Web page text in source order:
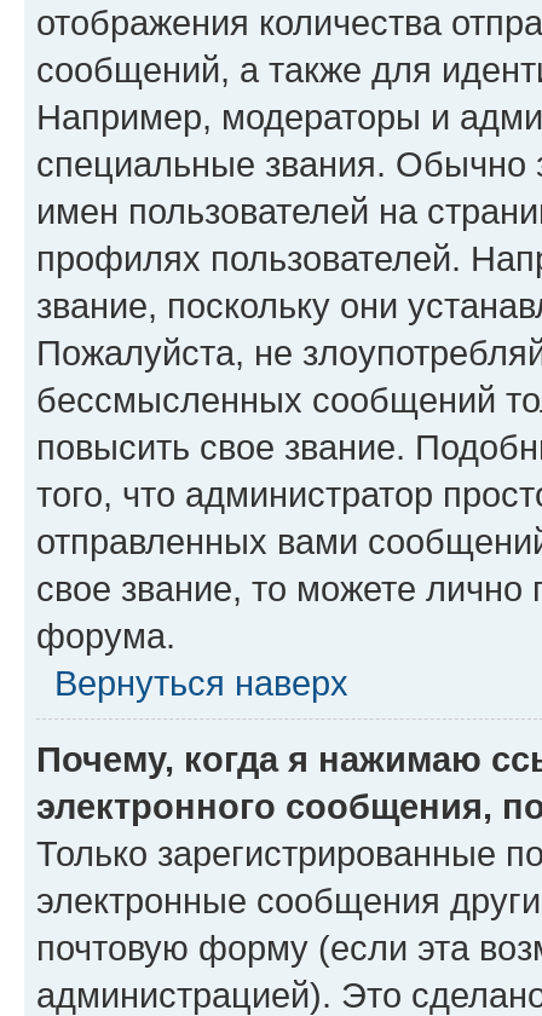
отображения количества
сообщений, а также для
Например, модераторы и
специальные звания. Обычно
имен пользователей на
профилях пользователей.
звание, поскольку они
Пожалуйста, не
бессмысленных сообщений
повысить свое звание.
того, что администратор
отправленных вами
свое звание, то можете лично
форума.
Вернуться наверх
Почему, когда я нажимаю
электронного сообщения,
Только зарегистрированные
электронные сообщения
почтовую форму (если эта
администрацией). Это